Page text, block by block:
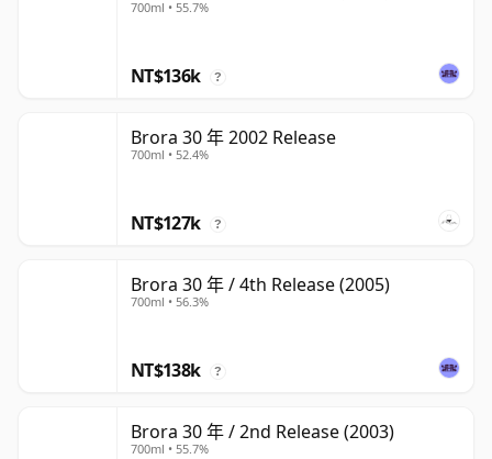
700ml • 55.7%
NT$136k ?
Brora 30 年 2002 Release
700ml • 52.4%
NT$127k ?
Brora 30 年 / 4th Release (2005)
700ml • 56.3%
NT$138k ?
Brora 30 年 / 2nd Release (2003)
700ml • 55.7%